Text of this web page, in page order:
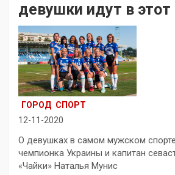
девушки идут в этот
ГОРОД СПОРТ
12-11-2020
О девушках в самом мужском
чемпионка Украины и капитан
«Чайки» Наталья Мунис